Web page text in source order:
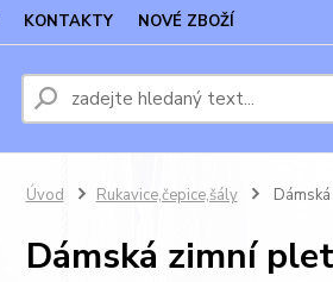
KONTAKTY NOVÉ ZBOŽÍ
Úvod Rukavice,čepice,šály
Dámská zimní